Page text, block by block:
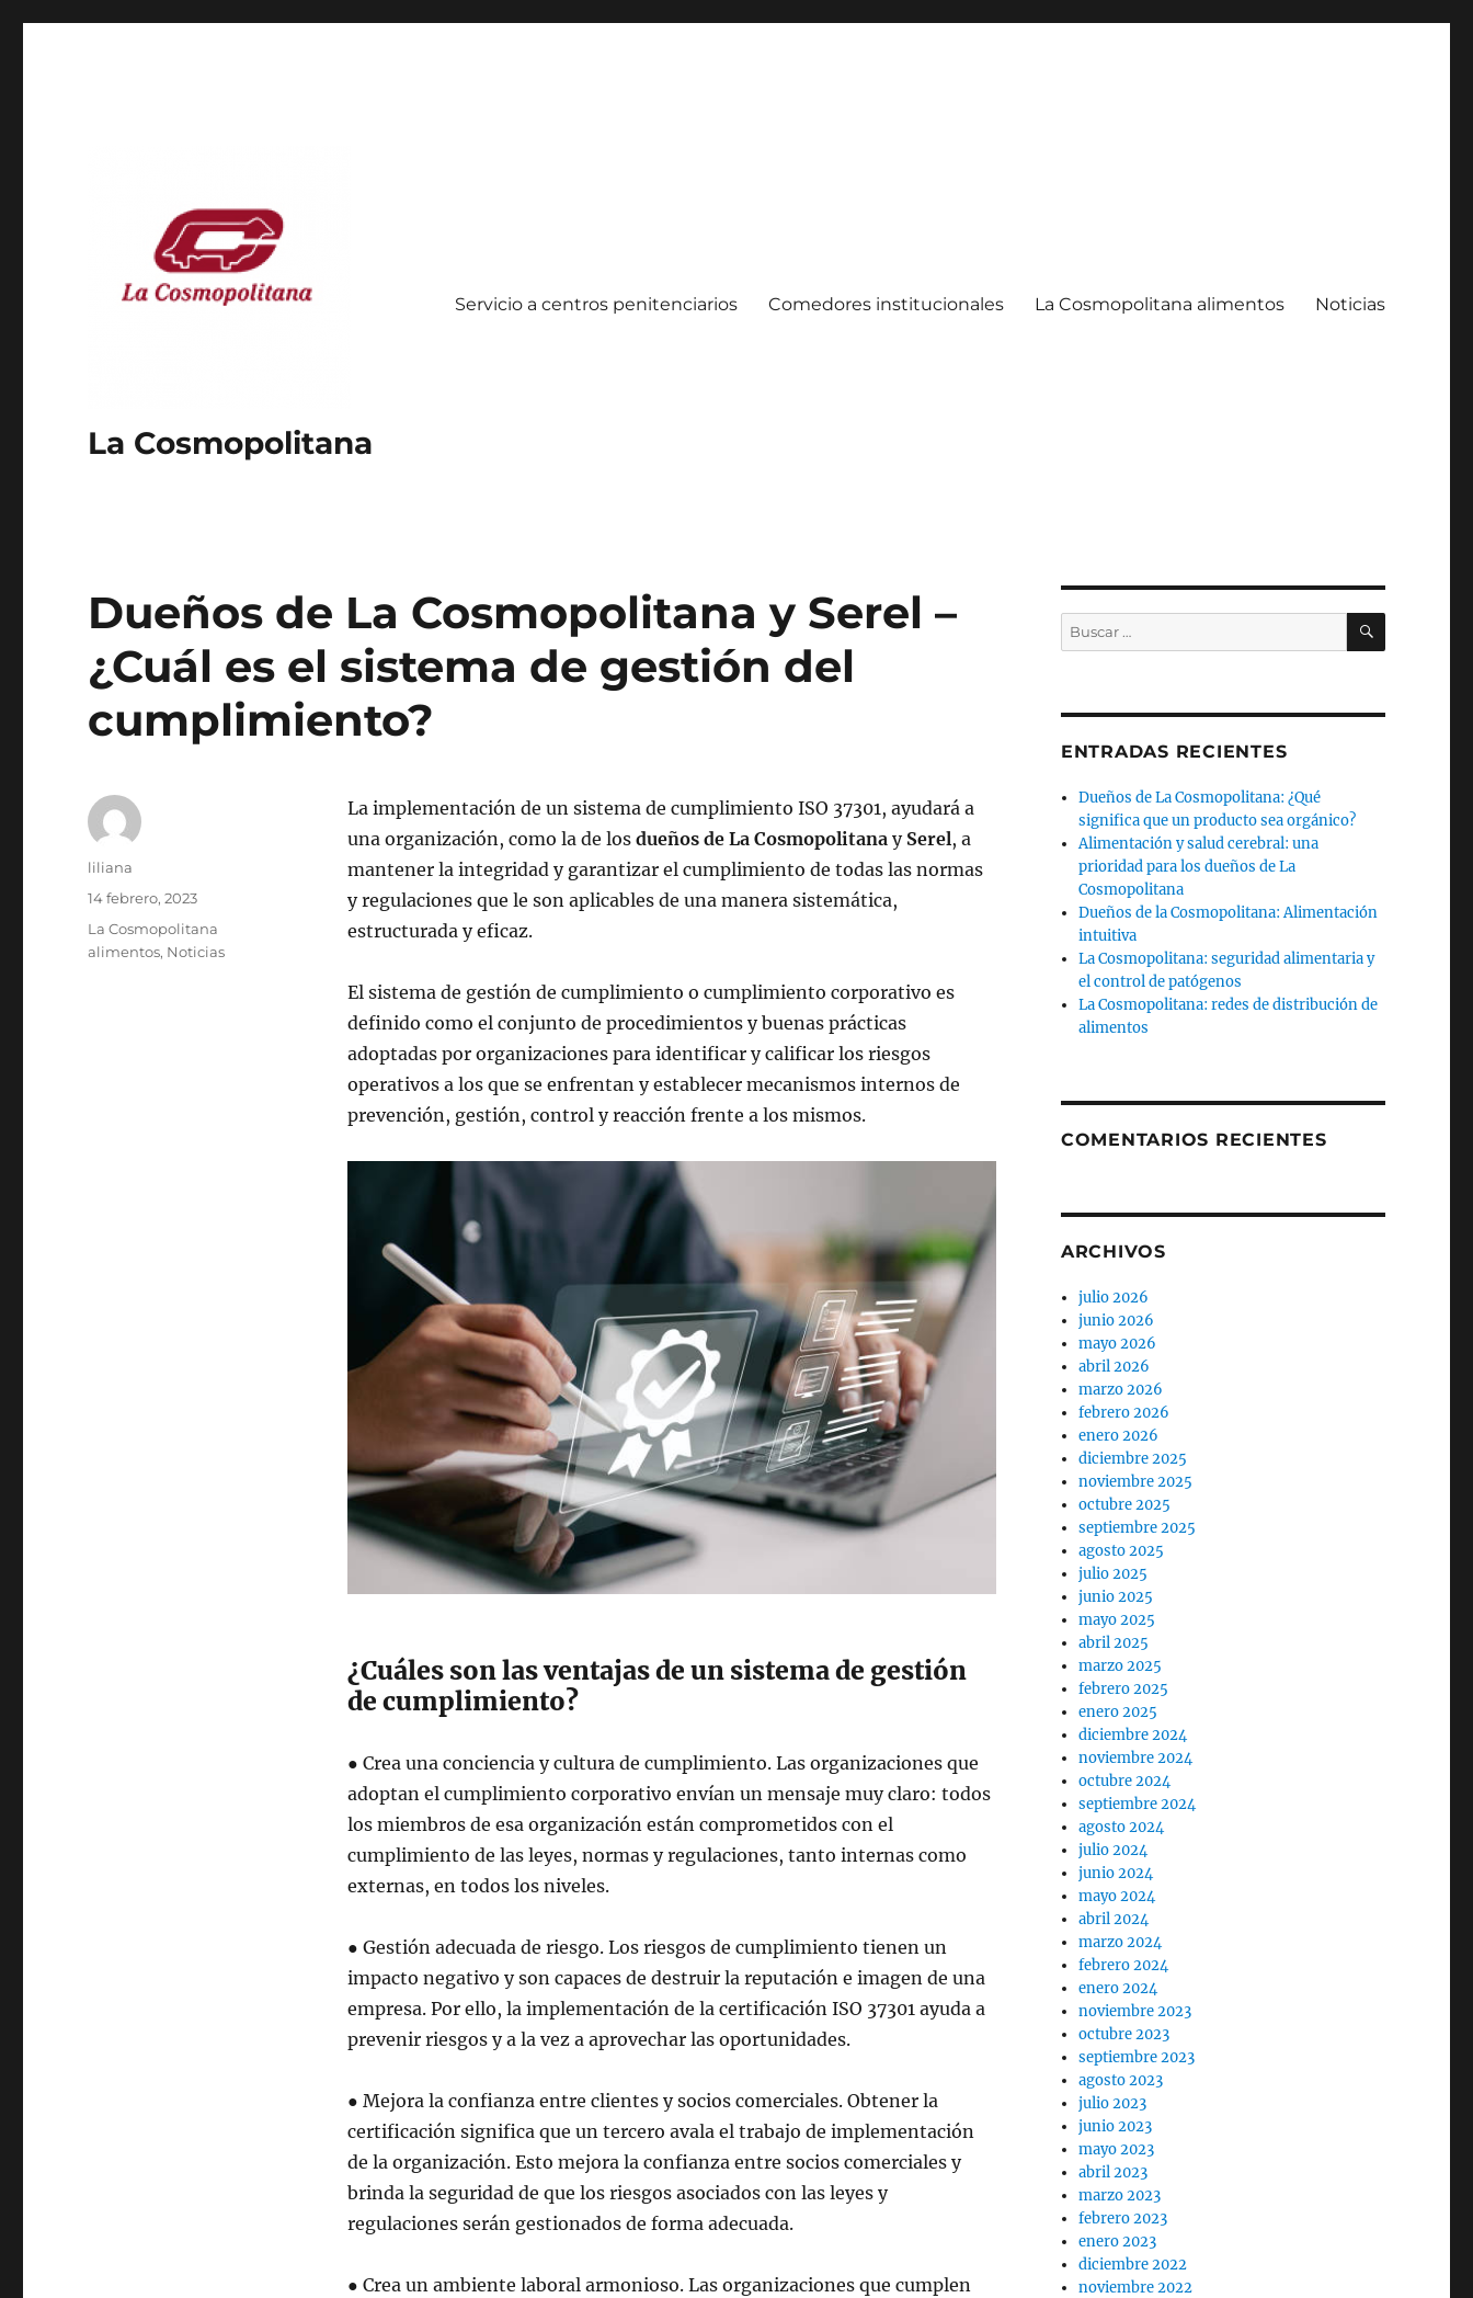
La Cosmopolitana
Servicio a centros penitenciarios Comedores institucionales La Cosmopolitana alimentos Noticias
Dueños de La Cosmopolitana y Serel –
¿Cuál es el sistema de gestión del
cumplimiento?
La implementación de un sistema de cumplimiento ISO 37301, ayudará a
una organización, como la de losdueños de La Cosmopolitana y Serel, a
mantener la integridad y garantizar el cumplimiento de todas las normas
y regulaciones que le son aplicables de una manera sistemática,
estructurada y eficaz.
El sistema de gestión de cumplimiento o cumplimiento corporativo es
definido como el conjunto de procedimientos y buenas prácticas
adoptadas por organizaciones para identificar y calificar los riesgos
operativos a los que se enfrentan y establecer mecanismos internos de
prevención, gestión, control y reacción frente a los mismos.
¿Cuáles son las ventajas de un sistema de gestión
de cumplimiento?
● Crea una conciencia y cultura de cumplimiento. Las organizaciones que
adoptan el cumplimiento corporativo envían un mensaje muy claro: todos
los miembros de esa organización están comprometidos con el
cumplimiento de las leyes, normas y regulaciones, tanto internas como
externas, en todos los niveles.
● Gestión adecuada de riesgo. Los riesgos de cumplimiento tienen un
impacto negativo y son capaces de destruir la reputación e imagen de una
empresa. Por ello, la implementación de la certificación ISO 37301 ayuda a
prevenir riesgos y a la vez a aprovechar las oportunidades.
● Mejora la confianza entre clientes y socios comerciales. Obtener la
certificación significa que un tercero avala el trabajo de implementación
de la organización. Esto mejora la confianza entre socios comerciales y
brinda la seguridad de que los riesgos asociados con las leyes y
regulaciones serán gestionados de forma adecuada.
● Crea un ambiente laboral armonioso. Las organizaciones que cumplen
Autor
liliana
Publicado
14 febrero, 2023
Categorías
La Cosmopolitana
alimentos, Noticias
Buscar
por:
BUSCAR
ENTRADAS RECIENTES
Dueños de La Cosmopolitana: ¿Qué
significa que un producto sea orgánico?
Alimentación y salud cerebral: una
prioridad para los dueños de La
Cosmopolitana
Dueños de la Cosmopolitana: Alimentación
intuitiva
La Cosmopolitana: seguridad alimentaria y
el control de patógenos
La Cosmopolitana: redes de distribución de
alimentos
COMENTARIOS RECIENTES
ARCHIVOS
julio 2026
junio 2026
mayo 2026
abril 2026
marzo 2026
febrero 2026
enero 2026
diciembre 2025
noviembre 2025
octubre 2025
septiembre 2025
agosto 2025
julio 2025
junio 2025
mayo 2025
abril 2025
marzo 2025
febrero 2025
enero 2025
diciembre 2024
noviembre 2024
octubre 2024
septiembre 2024
agosto 2024
julio 2024
junio 2024
mayo 2024
abril 2024
marzo 2024
febrero 2024
enero 2024
noviembre 2023
octubre 2023
septiembre 2023
agosto 2023
julio 2023
junio 2023
mayo 2023
abril 2023
marzo 2023
febrero 2023
enero 2023
diciembre 2022
noviembre 2022